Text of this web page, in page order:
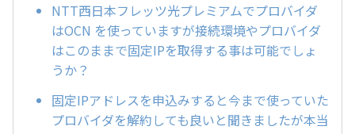
NTT西日本フレッツ光プレミアムでプロバイダ
はOCN を使っていますが接続環境やプロバイダ
はこのままで固定IPを取得する事は可能でしょ
うか？
固定IPアドレスを申込みすると今まで使っていた
プロバイダを解約しても良いと聞きましたが本当